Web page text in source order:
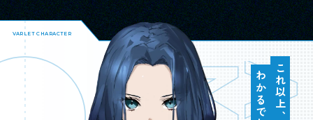
GAME SYSTEM
ゲームシステム
MOVIE
動画
SPECIAL
VARLET CHARACTER